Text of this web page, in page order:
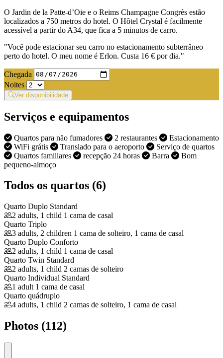
O Jardin de la Patte-d’Oie e o Reims Champagne Congrès estão
localizados a 750 metros do hotel. O Hôtel Crystal é facilmente
acessível a partir do A34, que fica a 5 minutos de carro.
"Você pode estacionar seu carro no estacionamento subterrâneo
perto do hotel. O meu nome é Erlon. Custa 16 € por dia."
Chegada
Noites
Ver disponibilidade
Serviços e equipamentos
Quartos para não fumadores 2 restaurantes
Estacionamento
WiFi grátis
Translado para o aeroporto
Serviço de quartos
Quartos familiares
recepção 24 horas Barra
Bom
pequeno-almoço
Todos os quartos (6)
Quarto Duplo Standard
2 adults, 1 child 1 cama de casal
Quarto Triplo
3 adults, 2 children 1 cama de solteiro, 1 cama de casal
Quarto Duplo Conforto
2 adults, 1 child 1 cama de casal
Quarto Twin Standard
2 adults, 1 child 2 camas de solteiro
Quarto Individual Standard
1 adult 1 cama de casal
Quarto quádruplo
4 adults, 1 child 2 camas de solteiro, 1 cama de casal
Photos (112)